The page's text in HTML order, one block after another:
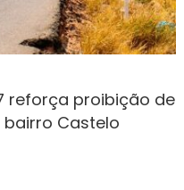
reforça proibição de
Castelo